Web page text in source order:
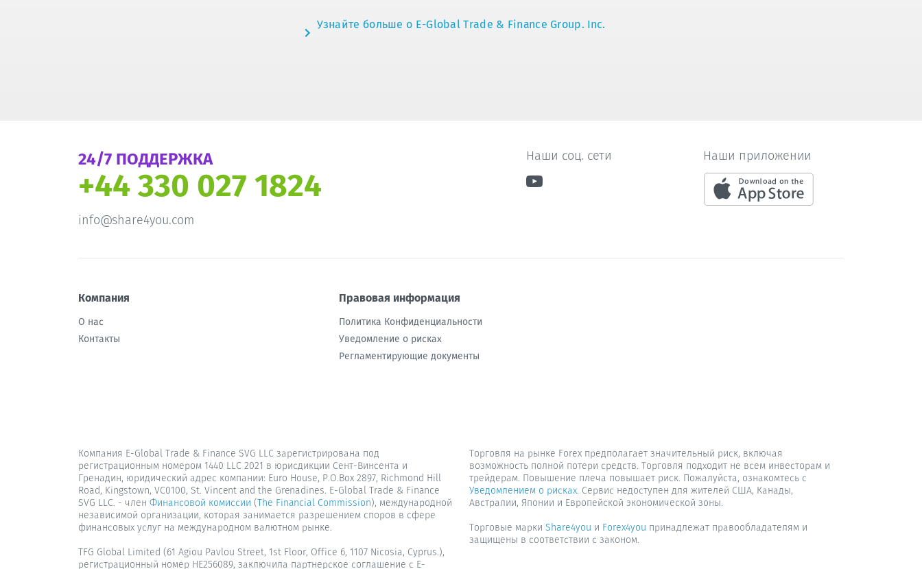
Узнайте больше о E-Global Trade & Finance Group. Inc.
24/7 ПОДДЕРЖКА
+44 330 027 1824
info@share4you.com
Наши соц. сети Наши приложении
Компания
О нас
Контакты
Правовая информация
Политика Конфиденциальности
Уведомление о рисках
Регламентирующие документы
Компания E-Global Trade & Finance SVG LLC зарегистрирована под
регистрационным номером 1440 LLC 2021 в юрисдикции Сент-Винсента и
Гренадин, юридический адрес компании: Euro House, P.O.Box 2897, Richmond Hill
Road, Kingstown, VC0100, St. Vincent and the Grenadines. E-Global Trade & Finance
SVG LLC. - член Финансовой комиссии (The Financial Commission), международной
независимой организации, которая занимается разрешением споров в сфере
финансовых услуг на международном валютном рынке.
TFG Global Limited (61 Agiou Pavlou Street, 1st Floor, Office 6, 1107 Nicosia, Cyprus.),
регистрационный номер HE256089, заключила партнерское соглашение с E-
Торговля на рынке Forex предполагает значительный риск, включая
возможность полной потери средств. Торговля подходит не всем инвесторам и
трейдерам. Повышение плеча повышает риск. Пожалуйста, ознакомтесь с
Уведомлением о рисках. Сервис недоступен для жителей США, Канады,
Австралии, Японии и Европейской экономической зоны.
Торговые марки Share4you и Forex4you принадлежат правообладателям и
защищены в соответствии с законом.